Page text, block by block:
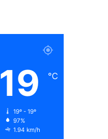
19 ℃
19º - 19º
97%
1.94 km/h